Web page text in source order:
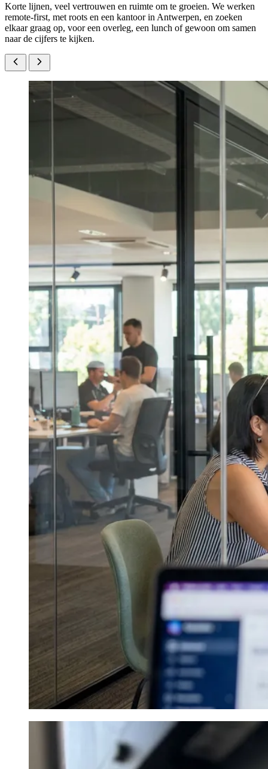
Korte lijnen, veel vertrouwen en ruimte om te groeien. We werken
remote-first, met roots en een kantoor in Antwerpen, en zoeken
elkaar graag op, voor een overleg, een lunch of gewoon om samen
naar de cijfers te kijken.